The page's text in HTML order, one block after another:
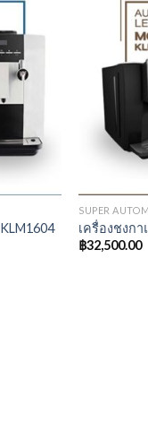
SUPER
เครื่องชงกา
฿32,500.00